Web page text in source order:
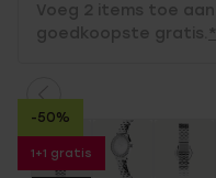
Voeg 2 items toe
goedkoopste gratis. *
-50%
1+1 gratis